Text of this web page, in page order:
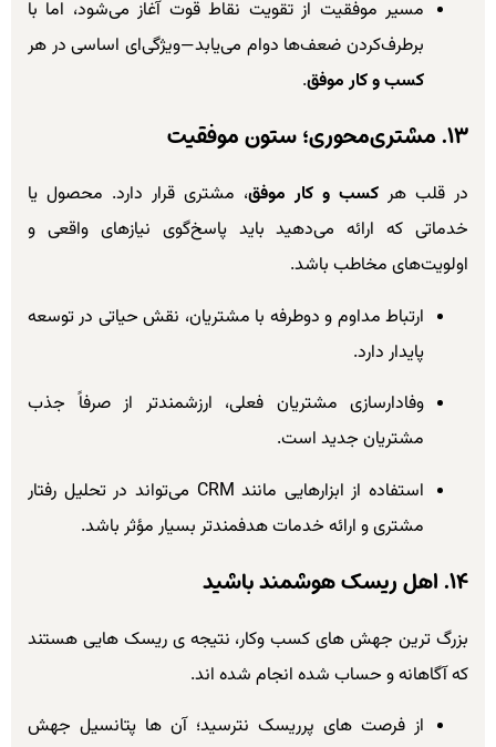
مسیر موفقیت از تقویت نقاط قوت آغاز می‌شود، اما با
برطرف‌کردن ضعف‌ها دوام می‌یابد—ویژگی‌ای اساسی در هر
کسب و کار موفق.
۱۳. مشتری‌محوری؛ ستون موفقیت
در قلب هر کسب و کار موفق، مشتری قرار دارد. محصول یا
خدماتی که ارائه می‌دهید باید پاسخ‌گوی نیازهای واقعی و
اولویت‌های مخاطب باشد.
ارتباط مداوم و دوطرفه با مشتریان، نقش حیاتی در توسعه
پایدار دارد.
وفادارسازی مشتریان فعلی، ارزشمندتر از صرفاً جذب
مشتریان جدید است.
استفاده از ابزارهایی مانند CRM می‌تواند در تحلیل رفتار
مشتری و ارائه خدمات هدفمندتر بسیار مؤثر باشد.
۱۴. اهل ریسک هوشمند باشید
بزرگ ترین جهش های کسب وکار، نتیجه ی ریسک هایی هستند
که آگاهانه و حساب شده انجام شده اند.
از فرصت های پرریسک نترسید؛ آن ها پتانسیل جهش